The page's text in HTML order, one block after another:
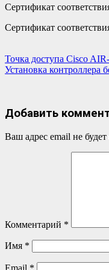
Сертификат
Сертификат
Навигация
по
Точка доступа Cisco
Установка контроллера
Добавить
Ваш адрес email не
Комментарий *
Имя *
Email *